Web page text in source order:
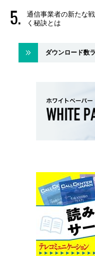
通信事業者の新たな
く秘訣とは
ダウンロード数